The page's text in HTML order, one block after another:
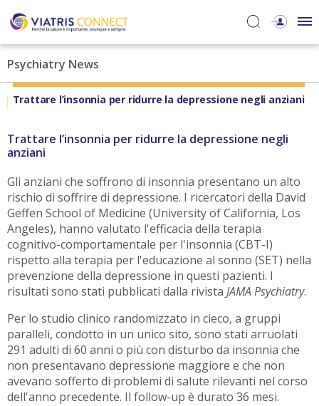
Psychiatry News
Trattare l’insonnia per ridurre la depressione negli anziani
Trattare l’insonnia per ridurre la depressione negli
anziani
Gli anziani che soffrono di insonnia presentano un alto
rischio di soffrire di depressione. I ricercatori della David
Geffen School of Medicine (University of California, Los
Angeles), hanno valutato l'efficacia della terapia
cognitivo-comportamentale per l'insonnia (CBT-I)
rispetto alla terapia per l'educazione al sonno (SET) nella
prevenzione della depressione in questi pazienti. I
risultati sono stati pubblicati dalla rivista JAMA Psychiatry.
Per lo studio clinico randomizzato in cieco, a gruppi
paralleli, condotto in un unico sito, sono stati arruolati
291 adulti di 60 anni o più con disturbo da insonnia che
non presentavano depressione maggiore e che non
avevano sofferto di problemi di salute rilevanti nel corso
dell'anno precedente. Il follow-up è durato 36 mesi.